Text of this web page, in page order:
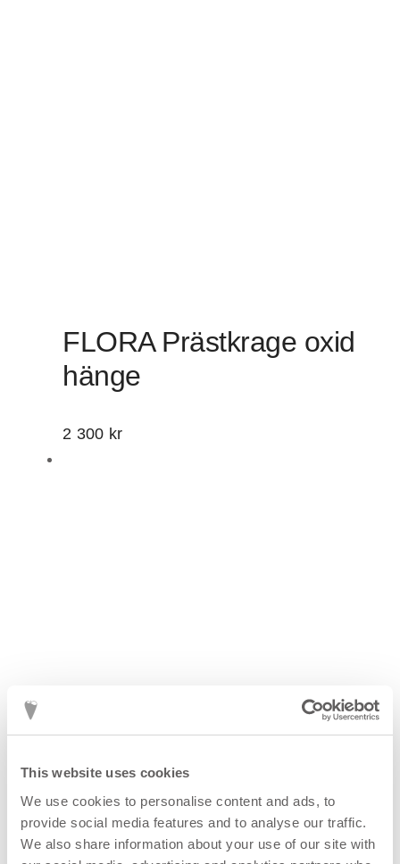
This website uses cookies
We use cookies to personalise content and ads, to
provide social media features and to analyse our traffic.
We also share information about your use of our site with
FLORA Prästkrage oxid
hänge
2 300 kr